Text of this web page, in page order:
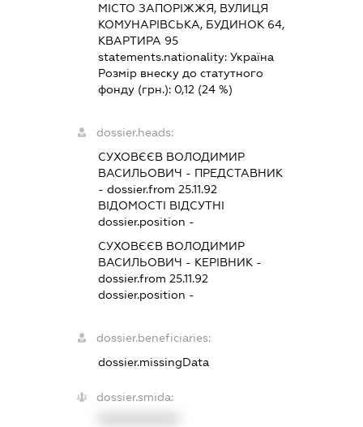
МІСТО ЗАПОРІЖЖЯ, ВУЛИЦЯ
КОМУНАРІВСЬКА, БУДИНОК 64,
КВАРТИРА 95
statements.nationality:Україна
Розмір внеску до статутного
фонду (грн.): 0,12 (24 %)
dossier.heads:
СУХОВЄЄВ ВОЛОДИМИР
ВАСИЛЬОВИЧ - ПРЕДСТАВНИК
- dossier.from 25.11.92
ВІДОМОСТІ ВІДСУТНІ
dossier.position -
СУХОВЄЄВ ВОЛОДИМИР
ВАСИЛЬОВИЧ - КЕРІВНИК -
dossier.from 25.11.92
dossier.position -
dossier.beneficiaries:
dossier.missingData
dossier.smida: